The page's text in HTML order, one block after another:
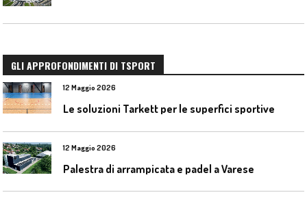
GLI APPROFONDIMENTI DI TSPORT
12 Maggio 2026
Le soluzioni Tarkett per le superfici sportive
12 Maggio 2026
Palestra di arrampicata e padel a Varese